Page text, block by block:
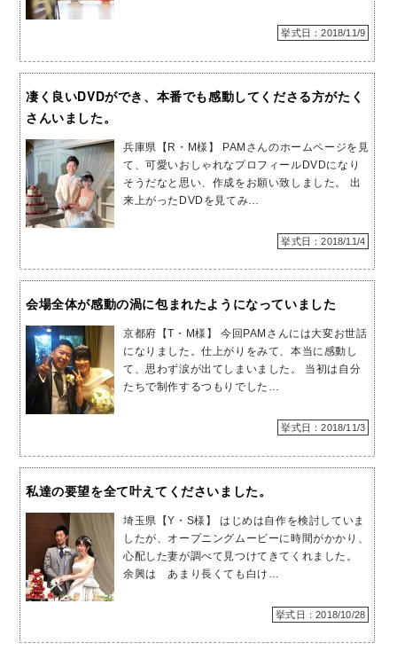
挙式日：2018/11/9
凄く良いDVDができ、本番でも感動してくださる方がたく
さんいました。
兵庫県【R・M様】 PAMさんのホームページを見
て、可愛いおしゃれなプロフィールDVDになり
そうだなと思い、作成をお願い致しました。 出
来上がったDVDを見てみ…
挙式日：2018/11/4
会場全体が感動の渦に包まれたようになっていました
京都府【T・M様】 今回PAMさんには大変お世話
になりました。仕上がりをみて、本当に感動し
て、思わず涙が出てしまいました。 当初は自分
たちで制作するつもりでした…
挙式日：2018/11/3
私達の要望を全て叶えてくださいました。
埼玉県【Y・S様】 はじめは自作を検討していま
したが、オープニングムービーに時間がかかり、
心配した妻が調べて見つけてきてくれました。
余興は あまり長くても白け…
挙式日：2018/10/28